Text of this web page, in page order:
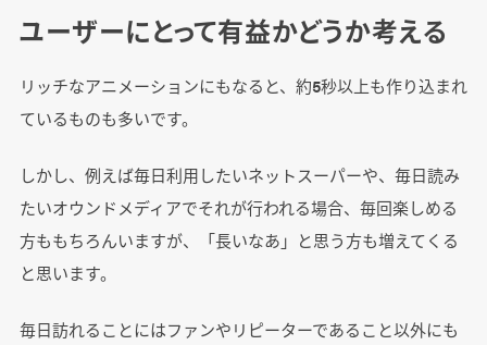
ユーザーにとって有益かどうか考える
リッチなアニメーションにもなると、約5秒以上も作り込まれ
ているものも多いです。
しかし、例えば毎日利用したいネットスーパーや、毎日読み
たいオウンドメディアでそれが行われる場合、毎回楽しめる
方ももちろんいますが、「長いなあ」と思う方も増えてくる
と思います。
毎日訪れることにはファンやリピーターであること以外にも